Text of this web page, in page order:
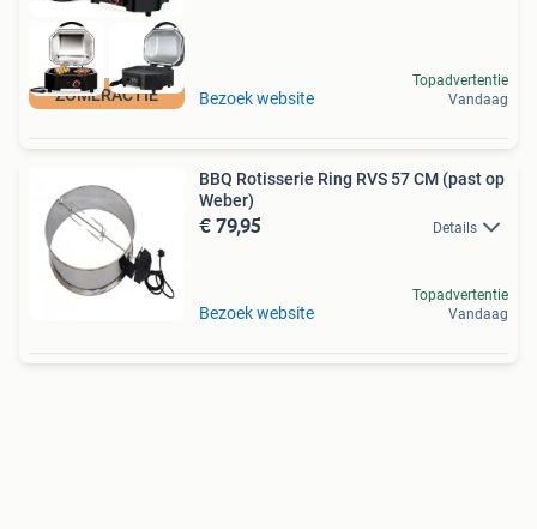
ZOMERACTIE Bezoek website
Topadvertentie
Vandaag
BBQ Rotisserie Ring RVS 57 CM (past op
Weber)
€ 79,95 Details
Bezoek website
Topadvertentie
Vandaag